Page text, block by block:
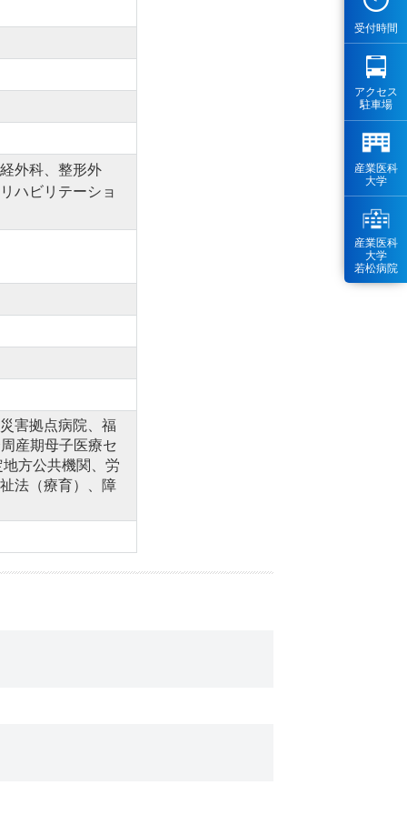
受付時間
アクセス
駐車場
産業医科
大学
産業医科
大学
若松病院
外科、整形外
ハビリテーショ
害拠点病院、福
産期母子医療セ
方公共機関、労
法（療育）、障